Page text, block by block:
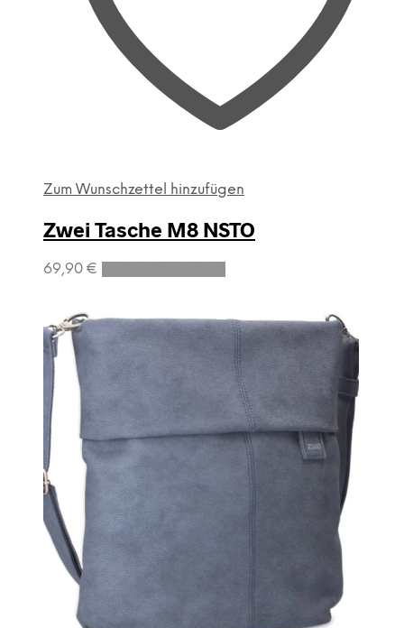
Zum Wunschzettel hinzufügen
Zwei Tasche M8 NSTO
69,90 €